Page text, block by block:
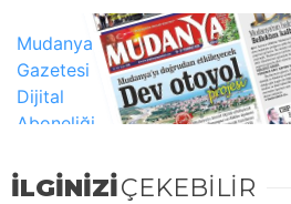
İLGİNİZİÇEKEBİLİR